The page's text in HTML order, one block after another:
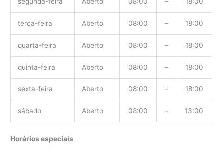
segunda-feira Aberto 08:00 – 18:00
terça-feira Aberto 08:00 – 18:00
quarta-feira Aberto 08:00 – 18:00
quinta-feira Aberto 08:00 – 18:00
sexta-feira Aberto 08:00 – 18:00
sábado Aberto 08:00 – 13:00
Horários especiais